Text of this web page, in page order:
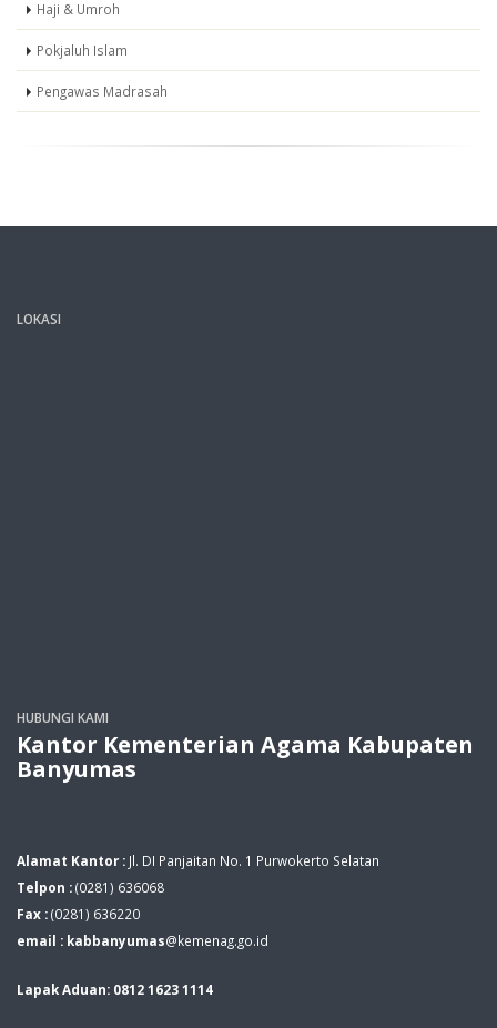
Haji & Umroh
Pokjaluh Islam
Pengawas Madrasah
LOKASI
HUBUNGI KAMI
Kantor Kementerian Agama Kabupaten
Banyumas
Alamat Kantor : Jl. DI Panjaitan No. 1 Purwokerto Selatan
Telpon :(0281) 636068
Fax :(0281) 636220
email : kabbanyumas@kemenag.go.id
Lapak Aduan: 0812 1623 1114